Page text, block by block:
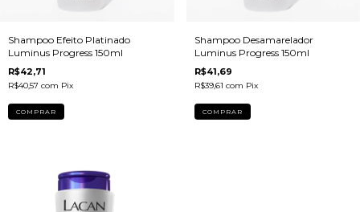
Shampoo Efeito Platinado
Luminus Progress 150ml
R$42,71
R$40,57 com Pix
Shampoo Desamarelador
Luminus Progress 150ml
R$41,69
R$39,61 com Pix